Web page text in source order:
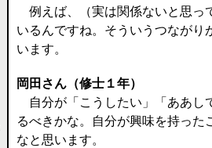
例えば、（実は関係ないと思っ
いるんですね。そういうつながり
います。
岡田さん（修士１年）
自分が「こうしたい」「ああし
るべきかな。自分が興味を持っ
なと思います。